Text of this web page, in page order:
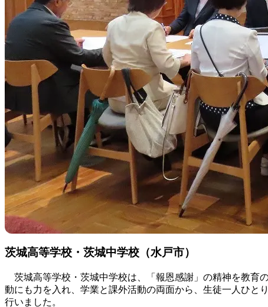
茨城高等学校・茨城中学校（水戸市）
茨城高等学校・茨城中学校は、「報恩感謝」の精神を教育
動にも力を入れ、学業と課外活動の両面から、生徒一人ひと
行いました。